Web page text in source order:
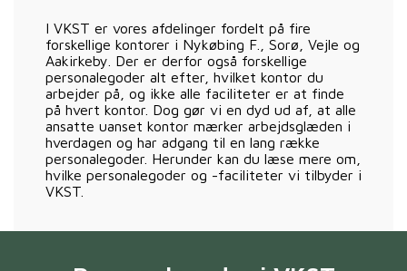
I VKST er vores afdelinger fordelt på fire
forskellige kontorer i Nykøbing F., Sorø, Vejle og
Aakirkeby. Der er derfor også forskellige
personalegoder alt efter, hvilket kontor du
arbejder på, og ikke alle faciliteter er at finde
på hvert kontor. Dog gør vi en dyd ud af, at alle
ansatte uanset kontor mærker arbejdsglæden i
hverdagen og har adgang til en lang række
personalegoder. Herunder kan du læse mere om,
hvilke personalegoder og -faciliteter vi tilbyder i
VKST.